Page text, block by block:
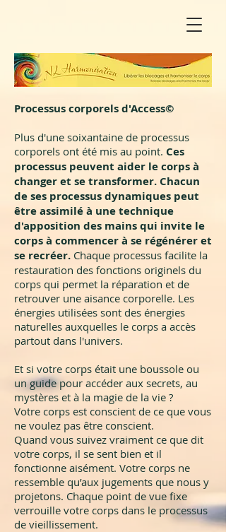
Processus corporels d'Access©
Plus d'une soixantaine de processus
corporels ont été mis au point. Ces
processus peuvent aider le corps à
changer et se transformer. Chacun
de ses processus dynamiques peut
être assimilé à une technique
d'apposition des mains qui invite le
corps à commencer à se régénérer et
se recréer. Chaque processus facilite la
restauration des fonctions originels du
corps qui permet la réparation et de
retrouver une aisance corporelle. Les
énergies utilisées sont des énergies
naturelles auxquelles le corps a accès
partout dans l'univers.
Et si votre corps était une boussole ou
un guide pour accéder aux secrets, au
mystères et à la magie de la vie ?
Votre corps est conscient de ce que vous
ne voulez pas être conscient.
Quand vous suivez vraiment ce que dit
votre corps, il se sent bien et il
fonctionne aisément. Votre corps ne
ressemble qu’aux jugements que nous y
projetons. Chaque point de vue fixe
verrouille votre corps dans le processus
de vieillissement.